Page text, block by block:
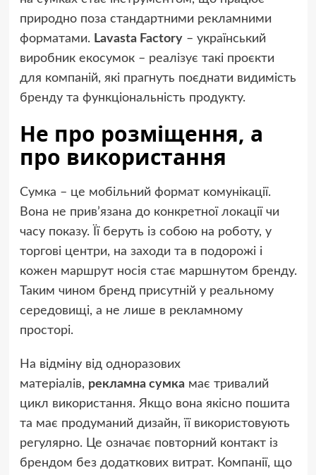
природно поза стандартними рекламними
форматами. Lavasta Factory– український
виробник екосумок – реалізує такі проєкти
для компаній, які прагнуть поєднати видимість
бренду та функціональність продукту.
Не про розміщення, а
про використання
Сумка – це мобільний формат комунікації.
Вона не прив’язана до конкретної локації чи
часу показу. Її беруть із собою на роботу, у
торгові центри, на заходи та в подорожі і
кожен маршрут носія стає маршнутом бренду.
Таким чином бренд присутній у реальному
середовищі, а не лише в рекламному
просторі.
На відміну від одноразових
матеріалів, рекламна сумкамає тривалий
цикл використання. Якщо вона якісно пошита
та має продуманий дизайн, її використовують
регулярно. Це означає повторний контакт із
брендом без додаткових витрат. Компанії, що